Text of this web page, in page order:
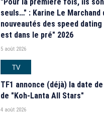
seuls…" : Karine Le Marchand
nouveautés des speed dating
est dans le pré" 2026
5 août 2026
TV
TF1 annonce (déjà) la date
de "Koh-Lanta All Stars"
4 août 2026